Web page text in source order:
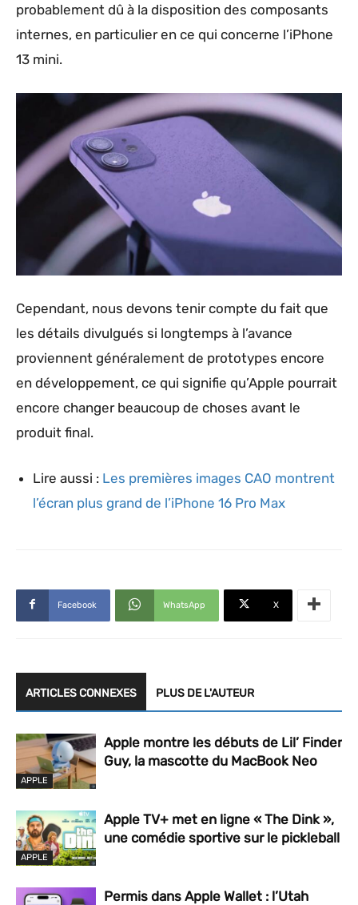
probablement dû à la disposition des composants
internes, en particulier en ce qui concerne l’iPhone
13 mini.
Cependant, nous devons tenir compte du fait que
les détails divulgués si longtemps à l’avance
proviennent généralement de prototypes encore
en développement, ce qui signifie qu’Apple pourrait
encore changer beaucoup de choses avant le
produit final.
Lire aussi : Les premières images CAO montrent
l’écran plus grand de l’iPhone 16 Pro Max
Facebook WhatsApp X
ARTICLES CONNEXES PLUS DE L'AUTEUR
APPLE
Apple montre les débuts de Lil’ Finder
Guy, la mascotte du MacBook Neo
APPLE
Apple TV+ met en ligne « The Dink »,
une comédie sportive sur le pickleball
Permis dans Apple Wallet : l’Utah